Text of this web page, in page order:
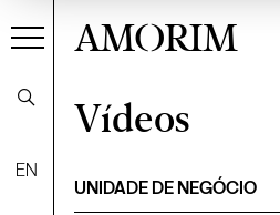
EN
AMORIM
VídeosFiltrar
Vídeos
UNIDADE DE NEGÓCIO